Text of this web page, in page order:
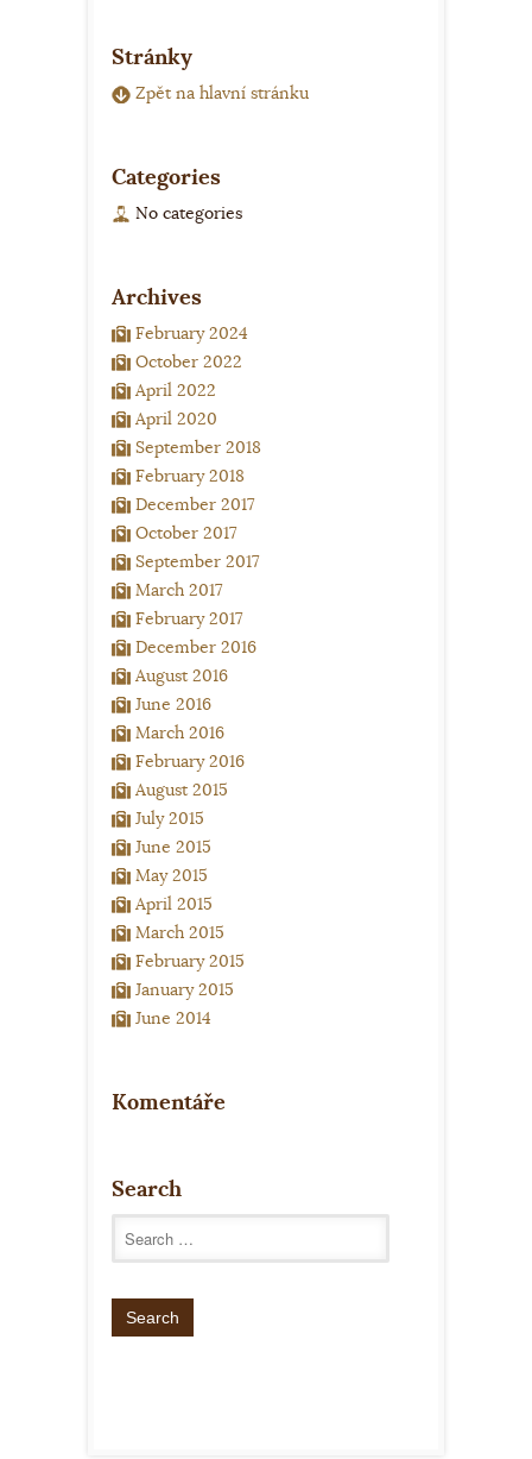
Stránky
Zpět na hlavní stránku
Categories
No categories
Archives
February 2024
October 2022
April 2022
April 2020
September 2018
February 2018
December 2017
October 2017
September 2017
March 2017
February 2017
December 2016
August 2016
June 2016
March 2016
February 2016
August 2015
July 2015
June 2015
May 2015
April 2015
March 2015
February 2015
January 2015
June 2014
Komentáře
Search